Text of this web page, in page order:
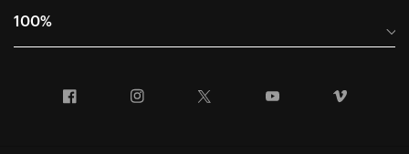
Foire aux questions
Conditions générales de vente
100%
Informations sur l'entreprise
Facebook Instagram YouTube